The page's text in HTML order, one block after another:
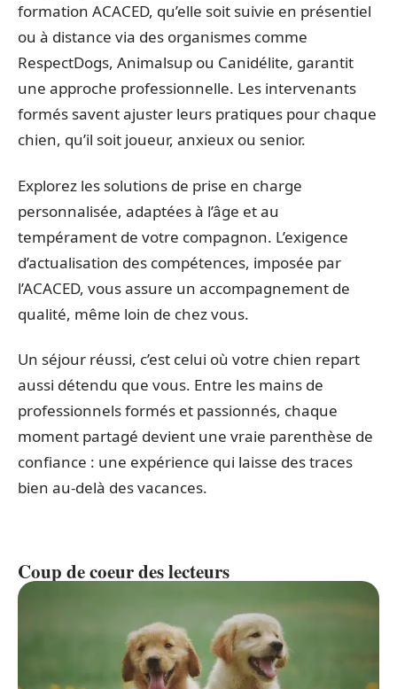
formation ACACED, qu’elle soit suivie en présentiel
ou à distance via des organismes comme
RespectDogs, Animalsup ou Canidélite, garantit
une approche professionnelle. Les intervenants
formés savent ajuster leurs pratiques pour chaque
chien, qu’il soit joueur, anxieux ou senior.
Explorez les solutions de prise en charge
personnalisée, adaptées à l’âge et au
tempérament de votre compagnon. L’exigence
d’actualisation des compétences, imposée par
l’ACACED, vous assure un accompagnement de
qualité, même loin de chez vous.
Un séjour réussi, c’est celui où votre chien repart
aussi détendu que vous. Entre les mains de
professionnels formés et passionnés, chaque
moment partagé devient une vraie parenthèse de
confiance : une expérience qui laisse des traces
bien au-delà des vacances.
Coup de coeur des lecteurs